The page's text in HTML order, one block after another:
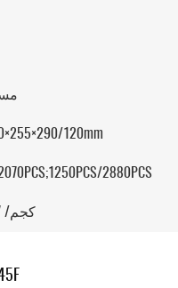
120mm
2880PCS
7.7 كجم/ 6.7 كجم/ 6.7 كجم